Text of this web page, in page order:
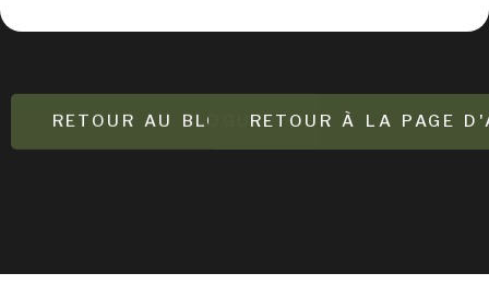
RETOUR AU BLOGUERETOUR À LA PAGE